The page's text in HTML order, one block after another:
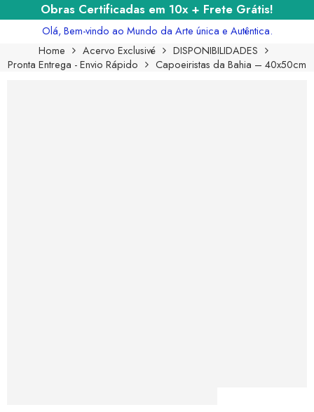
Obras Certificadas em 10x + Frete Grátis!
Olá, Bem-vindo ao Mundo da Arte única e Autêntica.
Home
Acervo Exclusivé
DISPONIBILIDADES
Pronta Entrega - Envio Rápido
Capoeiristas da Bahia – 40x50cm